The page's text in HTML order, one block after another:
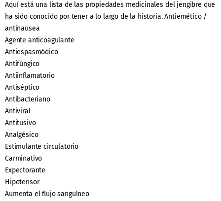
Aquí está una lista de las propiedades medicinales del jengibre que
ha sido conocido por tener a lo largo de la historia. Antiemético /
antinausea
Agente anticoagulante
Antiespasmódico
Antifúngico
Antiinflamatorio
Antiséptico
Antibacteriano
Antiviral
Antitusivo
Analgésico
Estimulante circulatorio
Carminativo
Expectorante
Hipotensor
Aumenta el flujo sanguíneo